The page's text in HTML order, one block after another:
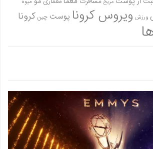
مریخ میوه
ورزش ویروس کرونا پوست چین کرونا